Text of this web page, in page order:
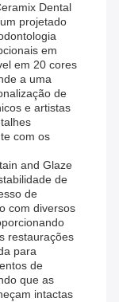
Dental
projetado
em
em 20 cores
a uma
de
e artistas
com os
and Glaze
de
de
com diversos
restaurações
para
de
que as
intactas